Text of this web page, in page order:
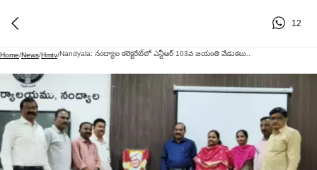
12
Home/News/Hmtv/Nandyala: నంద్యాల కలెక్టరేట్‌లో ఎన్టీఆర్ 103వ జయంతి వేడుకలు..